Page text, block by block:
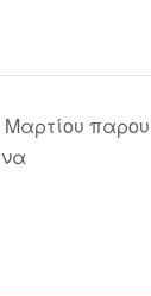
Μαρτίου